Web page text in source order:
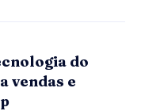
do
vendas e